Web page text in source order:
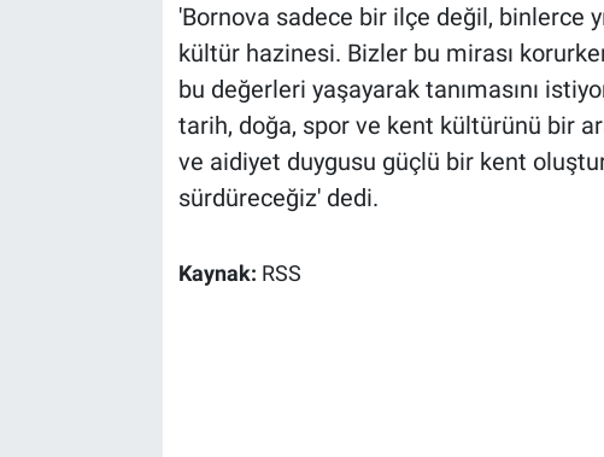
'Bornova sadece bir ilçe değil, binlerce
kültür hazinesi. Bizler bu mirası
bu değerleri yaşayarak tanımasını
tarih, doğa, spor ve kent kültürünü bir
ve aidiyet duygusu güçlü bir kent
sürdüreceğiz' dedi.
Kaynak: RSS